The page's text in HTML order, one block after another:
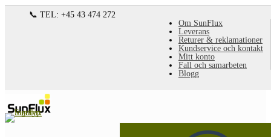
Om SunFlux
Leverans
Returer & reklamationer
Kundservice och kontakt
Mitt konto
Fall och samarbeten
Blogg
📞 TEL: +45 43 474 272